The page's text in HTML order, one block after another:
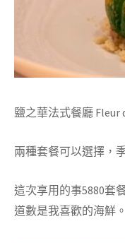
鹽之華法式餐廳 Fleur
兩種套餐可以選擇，
這次享用的事5880套
道數是我喜歡的海鮮。